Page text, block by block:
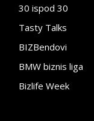
30 ispod 30
Tasty Talks
BIZBendovi
BMW biznis liga
Bizlife Week